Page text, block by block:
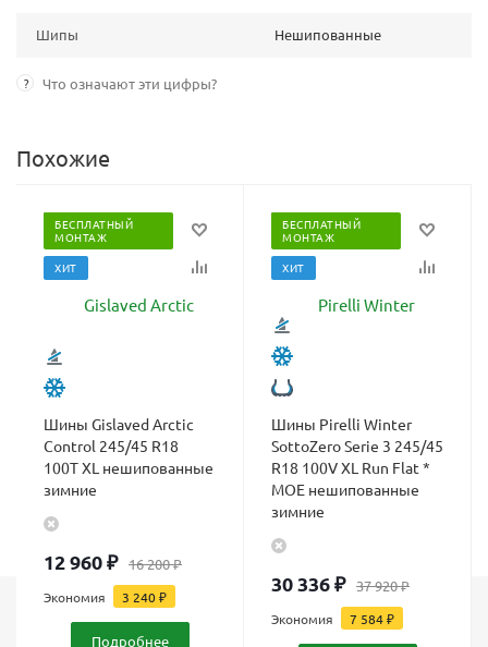
Шипы Нешипованные
? Что означают эти цифры?
Похожие
БЕСПЛАТНЫЙ
МОНТАЖ
ХИТ
Шины Gislaved Arctic
Control 245/45 R18
100T XL нешипованные
зимние
12 960₽ 16 200₽
Экономия 3 240₽
Подробнее
БЕСПЛАТНЫЙ
МОНТАЖ
ХИТ
Шины Pirelli Winter
SottoZero Serie 3 245/45
R18 100V XL Run Flat *
MOE нешипованные
зимние
30 336₽ 37 920₽
Экономия 7 584₽
Каталог